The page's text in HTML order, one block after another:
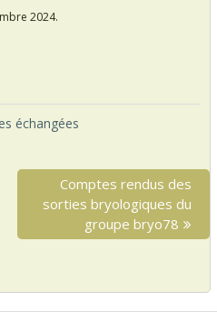
2024.
échangées
N
e
t
Comptes rendus des
sorties bryologiques du
groupe bryo78